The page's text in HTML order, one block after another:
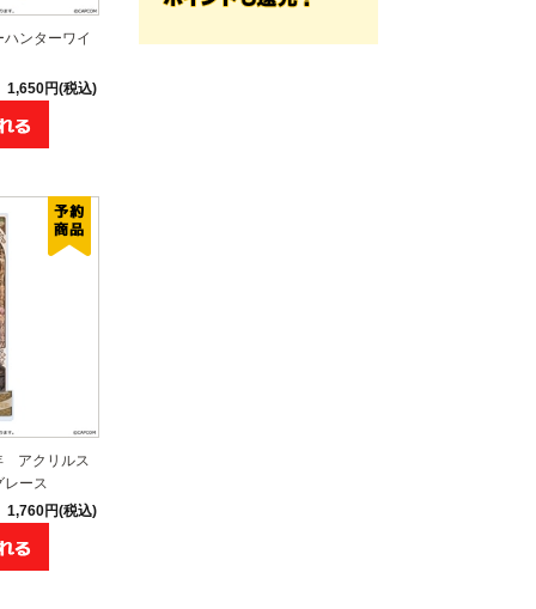
ンターワイ
1,650円(税込)
アクリルス
レース
1,760円(税込)